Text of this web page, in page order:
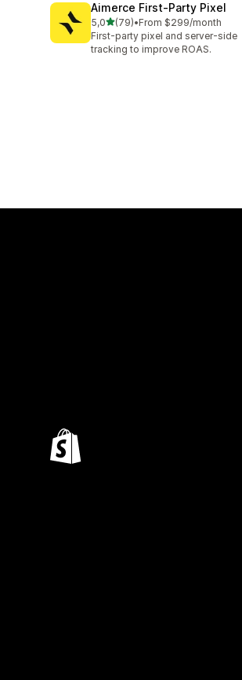
Aimerce First‑Party Pixel
5,0na 5 gwiazdek
(79)
Łączna liczba recenzji: 79
•From $299/month
First-party pixel and server-side
tracking to improve ROAS.